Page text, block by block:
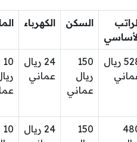
السكن الكهرباء
528 ريال
150
ريال
عماني
24 ريال
عماني
10
150
24 ريال
10